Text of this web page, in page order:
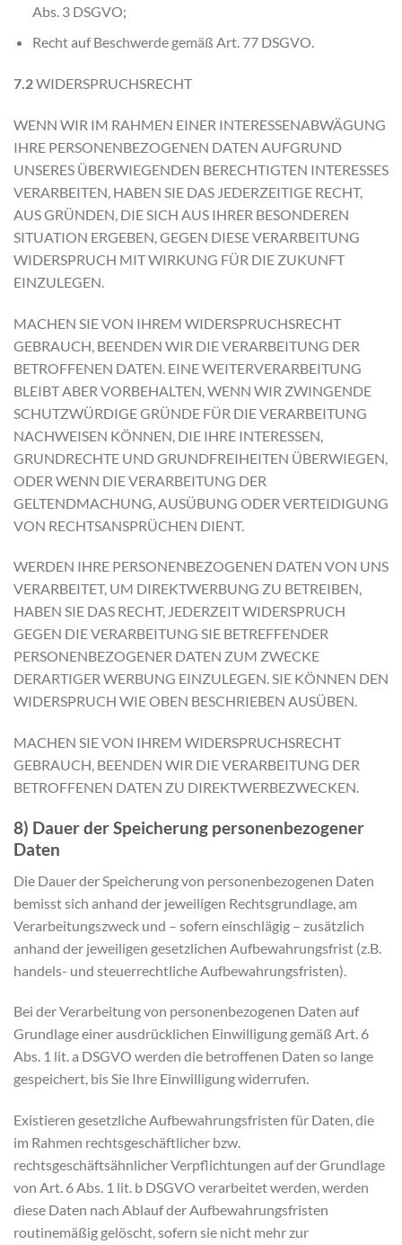
Abs. 3 DSGVO;
Recht auf Beschwerde gemäß Art. 77 DSGVO.
7.2WIDERSPRUCHSRECHT
WENN WIR IM RAHMEN EINER INTERESSENABWÄGUNG
IHRE PERSONENBEZOGENEN DATEN AUFGRUND
UNSERES ÜBERWIEGENDEN BERECHTIGTEN INTERESSES
VERARBEITEN, HABEN SIE DAS JEDERZEITIGE RECHT,
AUS GRÜNDEN, DIE SICH AUS IHRER BESONDEREN
SITUATION ERGEBEN, GEGEN DIESE VERARBEITUNG
WIDERSPRUCH MIT WIRKUNG FÜR DIE ZUKUNFT
EINZULEGEN.
MACHEN SIE VON IHREM WIDERSPRUCHSRECHT
GEBRAUCH, BEENDEN WIR DIE VERARBEITUNG DER
BETROFFENEN DATEN. EINE WEITERVERARBEITUNG
BLEIBT ABER VORBEHALTEN, WENN WIR ZWINGENDE
SCHUTZWÜRDIGE GRÜNDE FÜR DIE VERARBEITUNG
NACHWEISEN KÖNNEN, DIE IHRE INTERESSEN,
GRUNDRECHTE UND GRUNDFREIHEITEN ÜBERWIEGEN,
ODER WENN DIE VERARBEITUNG DER
GELTENDMACHUNG, AUSÜBUNG ODER VERTEIDIGUNG
VON RECHTSANSPRÜCHEN DIENT.
WERDEN IHRE PERSONENBEZOGENEN DATEN VON UNS
VERARBEITET, UM DIREKTWERBUNG ZU BETREIBEN,
HABEN SIE DAS RECHT, JEDERZEIT WIDERSPRUCH
GEGEN DIE VERARBEITUNG SIE BETREFFENDER
PERSONENBEZOGENER DATEN ZUM ZWECKE
DERARTIGER WERBUNG EINZULEGEN. SIE KÖNNEN DEN
WIDERSPRUCH WIE OBEN BESCHRIEBEN AUSÜBEN.
MACHEN SIE VON IHREM WIDERSPRUCHSRECHT
GEBRAUCH, BEENDEN WIR DIE VERARBEITUNG DER
BETROFFENEN DATEN ZU DIREKTWERBEZWECKEN.
8) Dauer der Speicherung personenbezogener
Daten
Die Dauer der Speicherung von personenbezogenen Daten
bemisst sich anhand der jeweiligen Rechtsgrundlage, am
Verarbeitungszweck und – sofern einschlägig – zusätzlich
anhand der jeweiligen gesetzlichen Aufbewahrungsfrist (z.B.
handels- und steuerrechtliche Aufbewahrungsfristen).
Bei der Verarbeitung von personenbezogenen Daten auf
Grundlage einer ausdrücklichen Einwilligung gemäß Art. 6
Abs. 1 lit. a DSGVO werden die betroffenen Daten so lange
gespeichert, bis Sie Ihre Einwilligung widerrufen.
Existieren gesetzliche Aufbewahrungsfristen für Daten, die
im Rahmen rechtsgeschäftlicher bzw.
rechtsgeschäftsähnlicher Verpflichtungen auf der Grundlage
von Art. 6 Abs. 1 lit. b DSGVO verarbeitet werden, werden
diese Daten nach Ablauf der Aufbewahrungsfristen
routinemäßig gelöscht, sofern sie nicht mehr zur